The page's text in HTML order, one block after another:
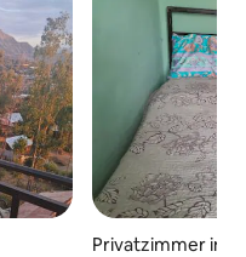
Privatzimmer in